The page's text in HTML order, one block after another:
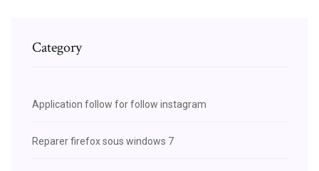
Category
Application follow for follow instagram
Reparer firefox sous windows 7